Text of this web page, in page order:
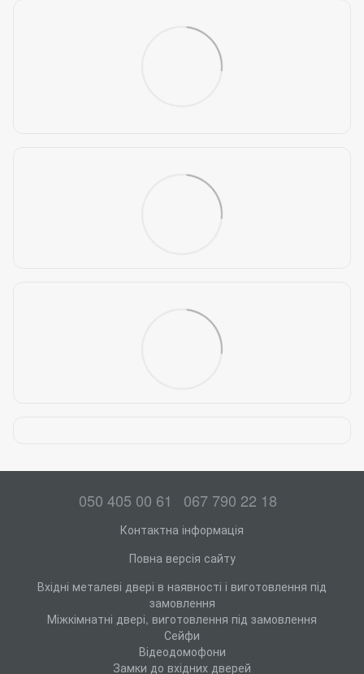
050 405 00 61 067 790 22 18
Контактна інформація
Повна версія сайту
Вхідні металеві двері в наявності і виготовлення під
замовлення
Міжкімнатні двері, виготовлення під замовлення
Сейфи
Відеодомофони
Замки до вхідних дверей